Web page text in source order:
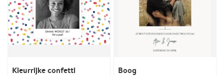
Kleurrijke confetti Boog